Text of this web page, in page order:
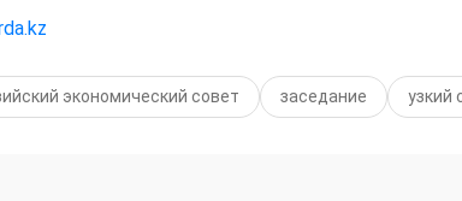
экономический совет заседание узкий